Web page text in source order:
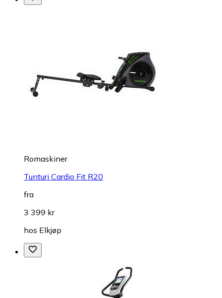
Romaskiner
Tunturi Cardio Fit R20
fra
3 399 kr
hos Elkjøp